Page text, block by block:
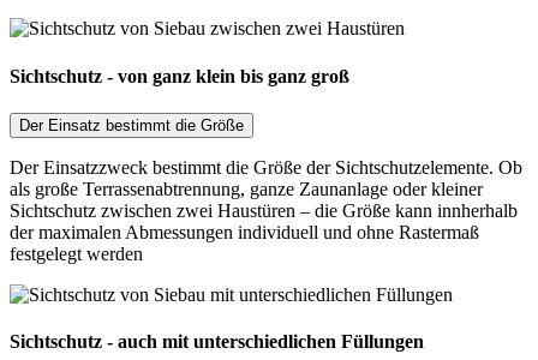
Sichtschutz - von ganz klein bis ganz groß
Der Einsatz bestimmt die Größe
Der Einsatzzweck bestimmt die Größe der Sichtschutzelemente. Ob
als große Terrassenabtrennung, ganze Zaunanlage oder kleiner
Sichtschutz zwischen zwei Haustüren – die Größe kann innherhalb
der maximalen Abmessungen individuell und ohne Rastermaß
festgelegt werden
Sichtschutz - auch mit unterschiedlichen Füllungen